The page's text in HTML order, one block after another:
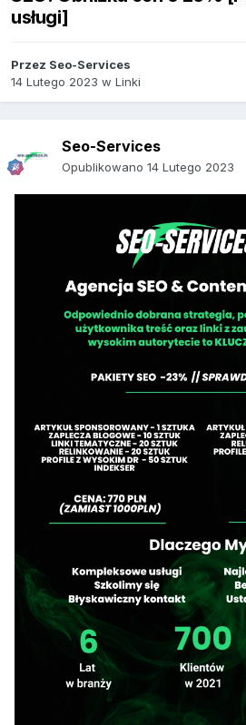
usługi]
Przez Seo-Services
14 Lutego 2023 w Linki
Seo-Services
Opublikowano 14 Lutego 2023